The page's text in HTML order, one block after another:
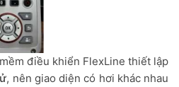
điều khiển FlexLine thiết lập
, nên giao diện có hơi khác nhau